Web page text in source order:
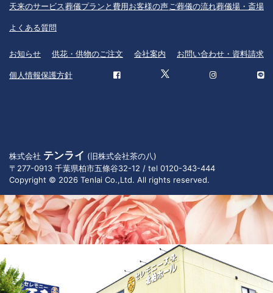
天来のサービス葬儀プランと費用お客様の声 ご葬儀の流れ葬儀場・斎場
よくある質問
お知らせ 供花・供物のご注文 会社案内 お問い合わせ・資料請求
個人情報保護方針
株式会社 テンライ (旧株式会社茶の八)
〒277-0913 千葉県柏市五條谷32-12 / tel 0120-343-444
Copyright © 2026 Tenlai Co.,Ltd. All rights reserved.